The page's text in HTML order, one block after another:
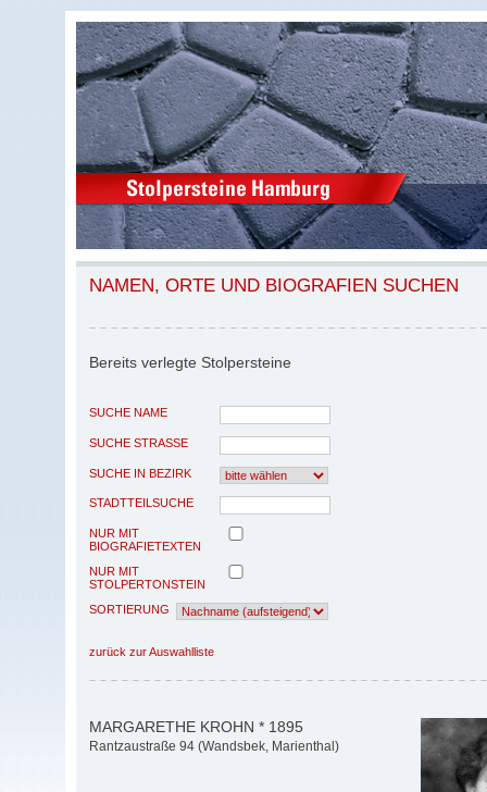
NAMEN, ORTE UND BIOGRAFIEN SUCHEN
Bereits verlegte Stolpersteine
SUCHE NAME
SUCHE STRASSE
SUCHE IN BEZIRK
STADTTEILSUCHE
NUR MIT
BIOGRAFIETEXTEN
NUR MIT
STOLPERTONSTEIN
SORTIERUNG
zurück zur Auswahlliste
MARGARETHE KROHN * 1895
Rantzaustraße 94 (Wandsbek, Marienthal)